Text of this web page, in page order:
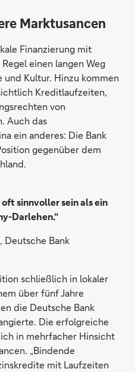
Marktusancen
Finanzierung mit
einen langen Weg
Kultur. Hinzu kommen
Kreditlaufzeiten,
von
Auch das
ein anderes: Die Bank
gegenüber dem
sinnvoller sein als ein
Darlehen.“
Deutsche Bank
schließlich in lokaler
über fünf Jahre
die Deutsche Bank
Die erfolgreiche
in mehrfacher Hinsicht
„Bindende
mit Laufzeiten